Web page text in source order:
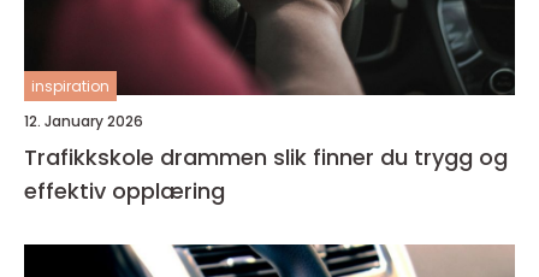
inspiration
12. January 2026
Trafikkskole drammen slik finner du trygg og
effektiv opplæring